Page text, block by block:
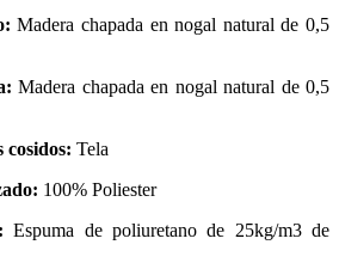
Madera chapada en nogal natural de 0,5
Madera chapada en nogal natural de 0,5
cosidos: Tela
100% Poliester
Espuma de poliuretano de 25kg/m3 de